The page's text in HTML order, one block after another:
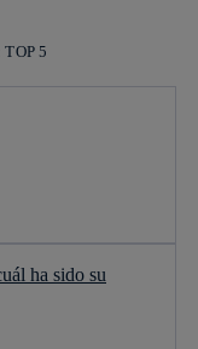
5
ha sido su